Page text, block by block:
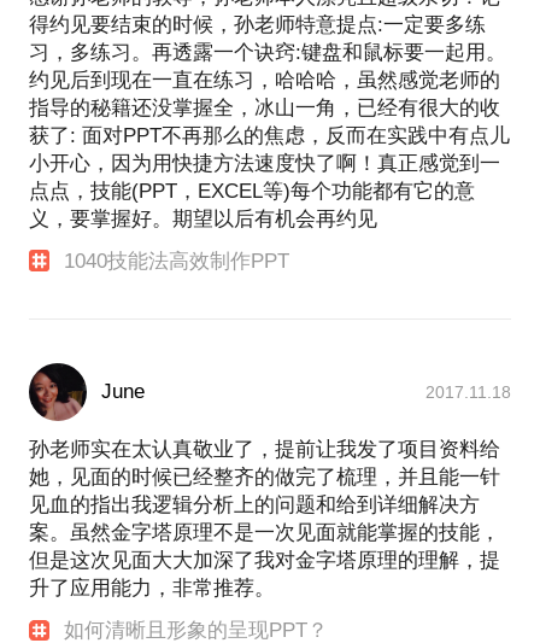
得约见要结束的时候，孙老师特意提点:一定要多练
习，多练习。再透露一个诀窍:键盘和鼠标要一起用。
约见后到现在一直在练习，哈哈哈，虽然感觉老师的
指导的秘籍还没掌握全，冰山一角，已经有很大的收
获了: 面对PPT不再那么的焦虑，反而在实践中有点儿
小开心，因为用快捷方法速度快了啊！真正感觉到一
点点，技能(PPT，EXCEL等)每个功能都有它的意
义，要掌握好。期望以后有机会再约见
1040技能法高效制作PPT
June 2017.11.18
孙老师实在太认真敬业了，提前让我发了项目资料给
她，见面的时候已经整齐的做完了梳理，并且能一针
见血的指出我逻辑分析上的问题和给到详细解决方
案。虽然金字塔原理不是一次见面就能掌握的技能，
但是这次见面大大加深了我对金字塔原理的理解，提
升了应用能力，非常推荐。
如何清晰且形象的呈现PPT？